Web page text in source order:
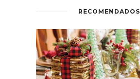
RECOMENDADOS